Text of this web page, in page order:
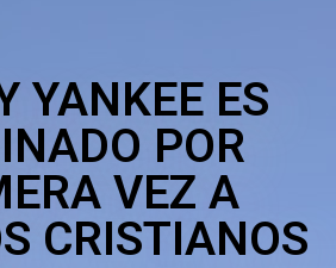
YANKEE ES
POR
VEZ A
CRISTIANOS